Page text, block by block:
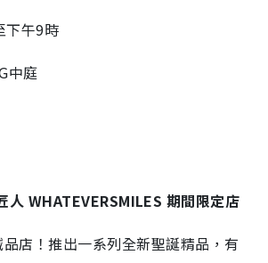
下午9時
中庭
人 WHATEVERSMILES 期間限定店
店！推出一系列全新聖誕精品，有